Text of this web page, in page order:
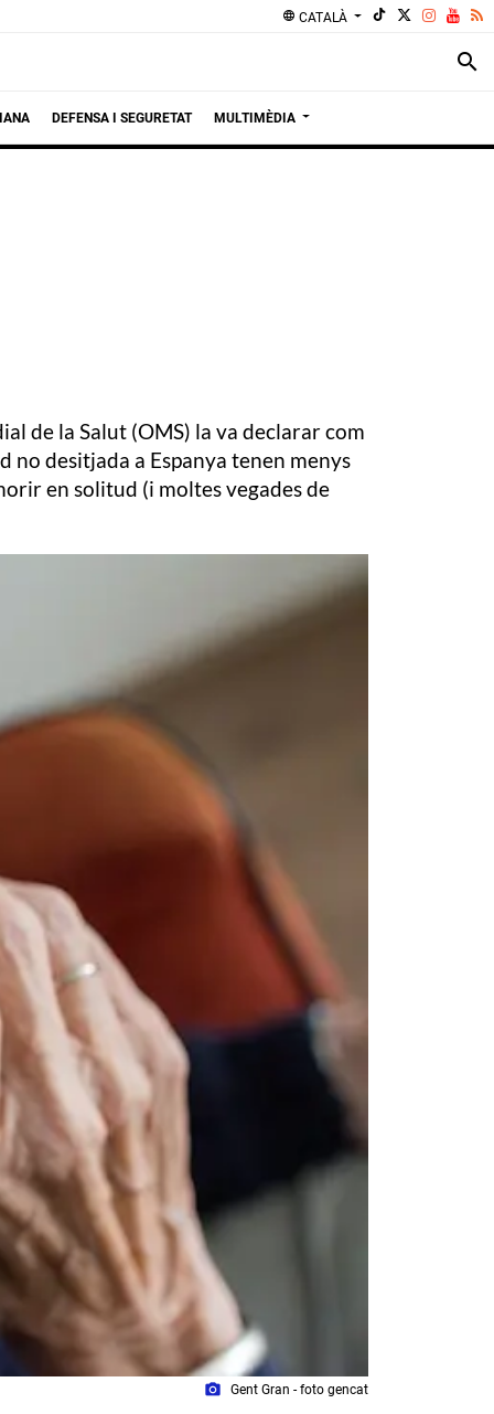
language CATALÀ
search
DEFENSA I SEGURETAT MULTIMÈDIA
de la Salut (OMS) la va declarar com
no desitjada a Espanya tenen menys
en solitud (i moltes vegades de
photo_camera Gent Gran - foto gencat